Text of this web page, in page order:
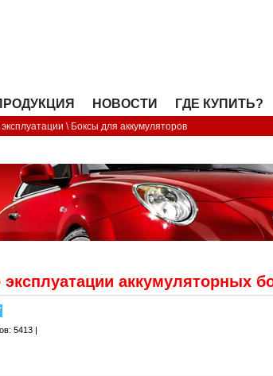
НОВОСТИ ГДЕ КУПИТЬ?
\ Боксы для аккумуляторов
эксплуатации аккумуляторных
5413 |